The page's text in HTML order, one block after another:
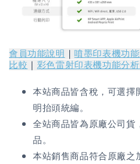
會員功能說明 ｜噴墨印表機功
比較 ｜ 彩色雷射印表機功能分
本站商品皆含稅，可選擇
明抬頭統編。
全站商品皆為原廠公司貨
品。
本站銷售商品符合原廠之